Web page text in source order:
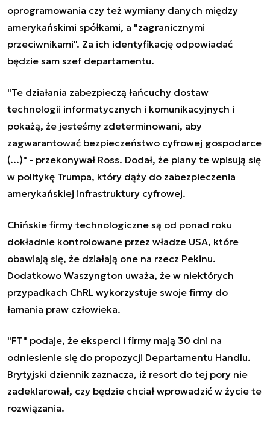
oprogramowania czy też wymiany danych między
amerykańskimi spółkami, a "zagranicznymi
przeciwnikami". Za ich identyfikację odpowiadać
będzie sam szef departamentu.
"Te działania zabezpieczą łańcuchy dostaw
technologii informatycznych i komunikacyjnych i
pokażą, że jesteśmy zdeterminowani, aby
zagwarantować bezpieczeństwo cyfrowej gospodarce
(...)" - przekonywał Ross. Dodał, że plany te wpisują się
w politykę Trumpa, który dąży do zabezpieczenia
amerykańskiej infrastruktury cyfrowej.
Chińskie firmy technologiczne są od ponad roku
dokładnie kontrolowane przez władze USA, które
obawiają się, że działają one na rzecz Pekinu.
Dodatkowo Waszyngton uważa, że w niektórych
przypadkach ChRL wykorzystuje swoje firmy do
łamania praw człowieka.
"FT" podaje, że eksperci i firmy mają 30 dni na
odniesienie się do propozycji Departamentu Handlu.
Brytyjski dziennik zaznacza, iż resort do tej pory nie
zadeklarował, czy będzie chciał wprowadzić w życie te
rozwiązania.